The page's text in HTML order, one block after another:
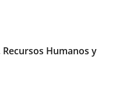
Humanos y